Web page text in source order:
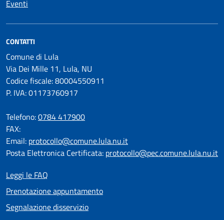
Eventi
CONTATTI
Comune di Lula
Via Dei Mille 11, Lula, NU
Codice fiscale: 80004550911
P. IVA: 01173760917
Telefono:0784 417900
FAX:
Email: protocollo@comune.lula.nu.it
Posta Elettronica Certificata: protocollo@pec.comune.lula.nu.it
Leggi le FAQ
Prenotazione appuntamento
Segnalazione disservizio